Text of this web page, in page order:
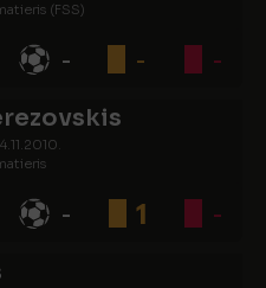
(FSS)
- - -
- 1 -